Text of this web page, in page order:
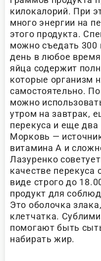
килокалорий. При
много энергии на
этого продукта.
можно съедать 300
день в любое время
яйца содержит
которые организм
самостоятельно.
можно
утром на завтрак,
перекуса и еще
Морковь —
витамина А и
Лазуренко
качестве
виде строго до
продукт для
Это оболочка
клетчатка.
помогают быть
набирать жир.